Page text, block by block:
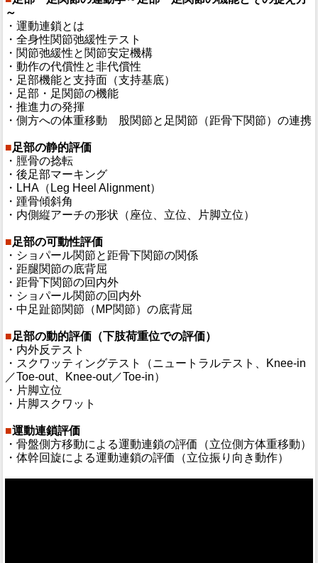
～
・運動連鎖とは
・全身性関節弛緩性テスト
・関節弛緩性と関節安定機構
・動作の代償性と非代償性
・足部機能と支持面（支持基底）
・足部・足関節の機能
・推進力の発揮
・側方への体重移動 股関節と足関節（距骨下関節）の連携
■足部の静的評価
・脛骨の捻転
・後足部マーキング
・LHA（Leg Heel Alignment）
・踵骨傾斜角
・内側縦アーチの形状（座位、立位、片脚立位）
■足部の可動性評価
・ショパール関節と距骨下関節の関係
・距腿関節の底背屈
・距骨下関節の回内外
・ショパール関節の回内外
・中足趾節関節（MP関節）の底背屈
■足部の動的評価（下肢荷重位での評価）
・内外反テスト
・スクワッティングテスト（ニュートラルテスト、Knee-in
／Toe-out、Knee-out／Toe-in）
・片脚立位
・片脚スクワット
■運動連鎖評価
・骨盤側方移動による運動連鎖の評価（立位側方体重移動）
・体幹回旋による運動連鎖の評価（立位振り向き動作）